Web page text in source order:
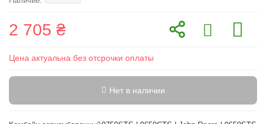
2 705 ₴
Цена актуальна без отсрочки оплаты
Нет в наличии